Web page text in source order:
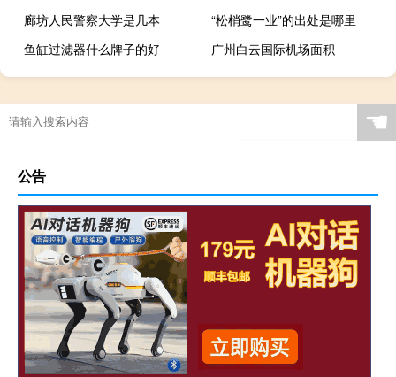
廊坊人民警察大学是几本
“松梢鹭一业”的出处是哪里
鱼缸过滤器什么牌子的好
广州白云国际机场面积
☚
公告